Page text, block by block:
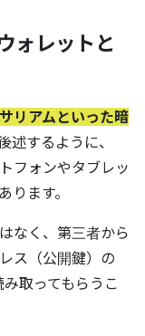
ォレットと
リアムといった暗
述するように、
フォンやタブレッ
ります。
なく、第三者から
ス（公開鍵）の
取ってもらうこ